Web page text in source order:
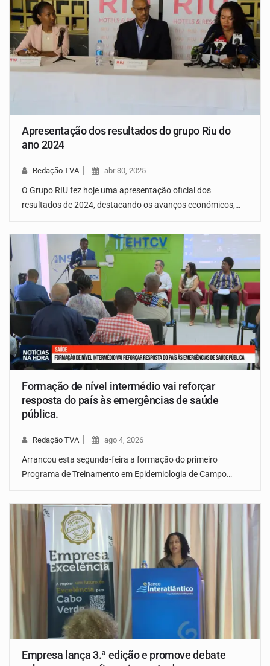
Apresentação dos resultados do grupo Riu do
ano 2024
Redação TVA abr 30, 2025
O Grupo RIU fez hoje uma apresentação oficial dos
resultados de 2024, destacando os avanços económicos,…
Formação de nível intermédio vai reforçar
resposta do país às emergências de saúde
pública.
Redação TVA ago 4, 2026
Arrancou esta segunda-feira a formação do primeiro
Programa de Treinamento em Epidemiologia de Campo…
Empresa lança 3.ª edição e promove debate